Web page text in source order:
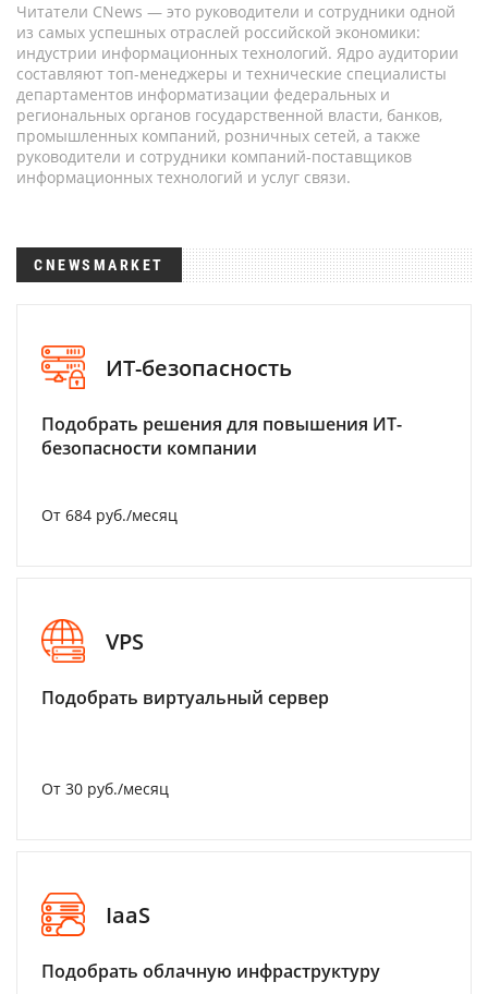
Читатели CNews — это руководители и сотрудники одной
из самых успешных отраслей российской экономики:
индустрии информационных технологий. Ядро аудитории
составляют топ-менеджеры и технические специалисты
департаментов информатизации федеральных и
региональных органов государственной власти, банков,
промышленных компаний, розничных сетей, а также
руководители и сотрудники компаний-поставщиков
информационных технологий и услуг связи.
CNEWSMARKET
ИТ-безопасность
Подобрать решения для повышения ИТ-
безопасности компании
От 684 руб./месяц
VPS
Подобрать виртуальный сервер
От 30 руб./месяц
IaaS
Подобрать облачную инфраструктуру